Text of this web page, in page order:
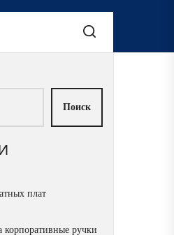
Поиск
плат
корпоративные ручки